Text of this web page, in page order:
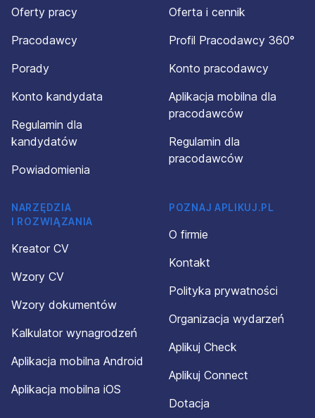
Oferty pracy
Pracodawcy
Porady
Konto kandydata
Regulamin dla
kandydatów
Powiadomienia
Oferta i cennik
Profil Pracodawcy 360°
Konto pracodawcy
Aplikacja mobilna dla
pracodawców
Regulamin dla
pracodawców
NARZĘDZIA
I ROZWIĄZANIA
Kreator CV
Wzory CV
Wzory dokumentów
Kalkulator wynagrodzeń
Aplikacja mobilna Android
Aplikacja mobilna iOS
POZNAJ APLIKUJ.PL
O firmie
Kontakt
Polityka prywatności
Organizacja wydarzeń
Aplikuj Check
Aplikuj Connect
Dotacja